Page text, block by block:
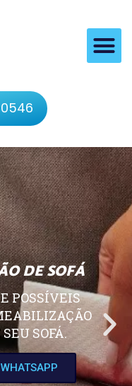
DE SOFÁ
POSSÍVEIS
SOFÁ.